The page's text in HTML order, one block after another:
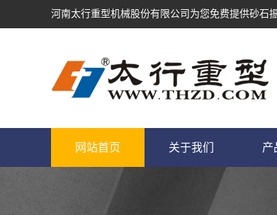
河南太行重型机械股份有限公司为您免费提供砂石
网站首页 关于我们 产